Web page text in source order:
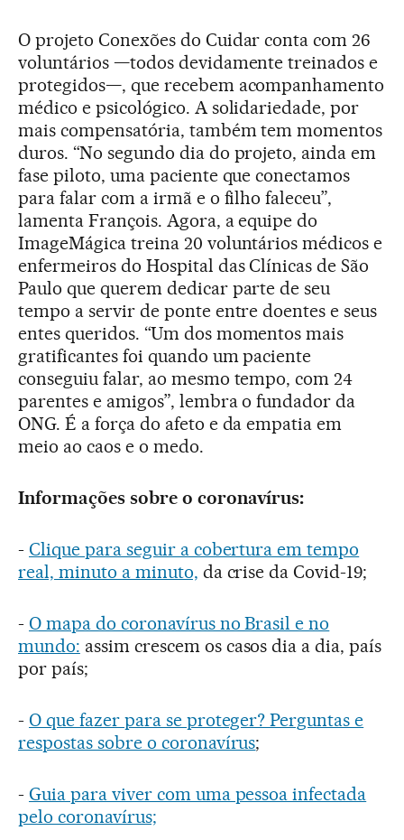
O projeto Conexões do Cuidar conta com 26
voluntários —todos devidamente treinados e
protegidos—, que recebem acompanhamento
médico e psicológico. A solidariedade, por
mais compensatória, também tem momentos
duros. “No segundo dia do projeto, ainda em
fase piloto, uma paciente que conectamos
para falar com a irmã e o filho faleceu”,
lamenta François. Agora, a equipe do
ImageMágica treina 20 voluntários médicos e
enfermeiros do Hospital das Clínicas de São
Paulo que querem dedicar parte de seu
tempo a servir de ponte entre doentes e seus
entes queridos. “Um dos momentos mais
gratificantes foi quando um paciente
conseguiu falar, ao mesmo tempo, com 24
parentes e amigos”, lembra o fundador da
ONG. É a força do afeto e da empatia em
meio ao caos e o medo.
Informações sobre o coronavírus:
- Clique para seguir a cobertura em tempo
real, minuto a minuto, da crise da Covid-19;
- O mapa do coronavírus no Brasil e no
mundo: assim crescem os casos dia a dia, país
por país;
- O que fazer para se proteger? Perguntas e
respostas sobre o coronavírus;
- Guia para viver com uma pessoa infectada
pelo coronavírus;